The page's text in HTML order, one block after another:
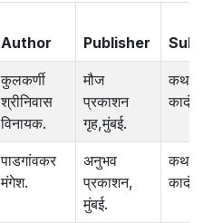
Author Publisher
कुलकर्णी
श्रीनिवास
विनायक.
मौज
प्रकाशन
गृह,मुंबई.
कथा
पाडगांवकर
मंगेश.
अनुभव
प्रकाशन,
मुंबई.
कथा